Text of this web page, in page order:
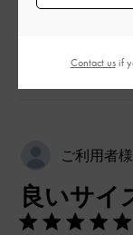
もっと見る
ご利用者様
良いサイ
Contact usif